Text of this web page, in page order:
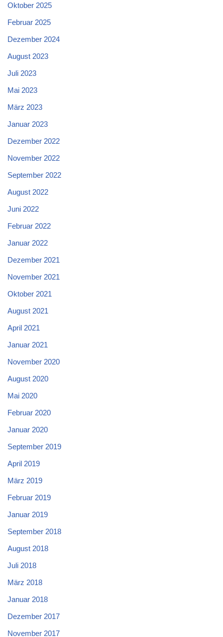
Oktober 2025
Februar 2025
Dezember 2024
August 2023
Juli 2023
Mai 2023
März 2023
Januar 2023
Dezember 2022
November 2022
September 2022
August 2022
Juni 2022
Februar 2022
Januar 2022
Dezember 2021
November 2021
Oktober 2021
August 2021
April 2021
Januar 2021
November 2020
August 2020
Mai 2020
Februar 2020
Januar 2020
September 2019
April 2019
März 2019
Februar 2019
Januar 2019
September 2018
August 2018
Juli 2018
März 2018
Januar 2018
Dezember 2017
November 2017